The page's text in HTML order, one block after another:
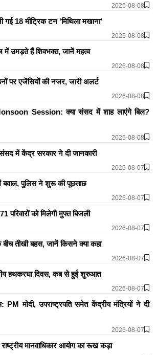
2026-08-08
गई 18 मीट्रिक टन ‘मिथिला मखाना’
2026-08-08
में उमड़ते हैं शिवभक्त, जानें महत्व
2026-08-08
पर एजेंसियों की नजर, जारी अलर्ट
2026-08-08
Session: क्या संसद में शाह लाएंगे बिल?
2026-08-08
में केंद्र सरकार ने दी जानकारी
2026-08-07
बवाल, पुलिस ने शुरू की पूछताछ
2026-08-07
परिवारों को मिलेगी मुफ्त बिजली
2026-08-07
तीखी बहस, जानें किसने क्या कहा
2026-08-07
हथकरघा दिवस, कब से हुई शुरुआत
2026-08-07
PM मोदी, उपराष्ट्रपति समेत केंद्रीय मंत्रियों ने दी
2026-08-07
मानवाधिकार आयोग का रूख कड़ा